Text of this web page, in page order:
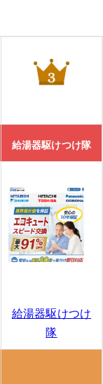
給湯器駆けつけ隊
給湯器駆けつけ
隊